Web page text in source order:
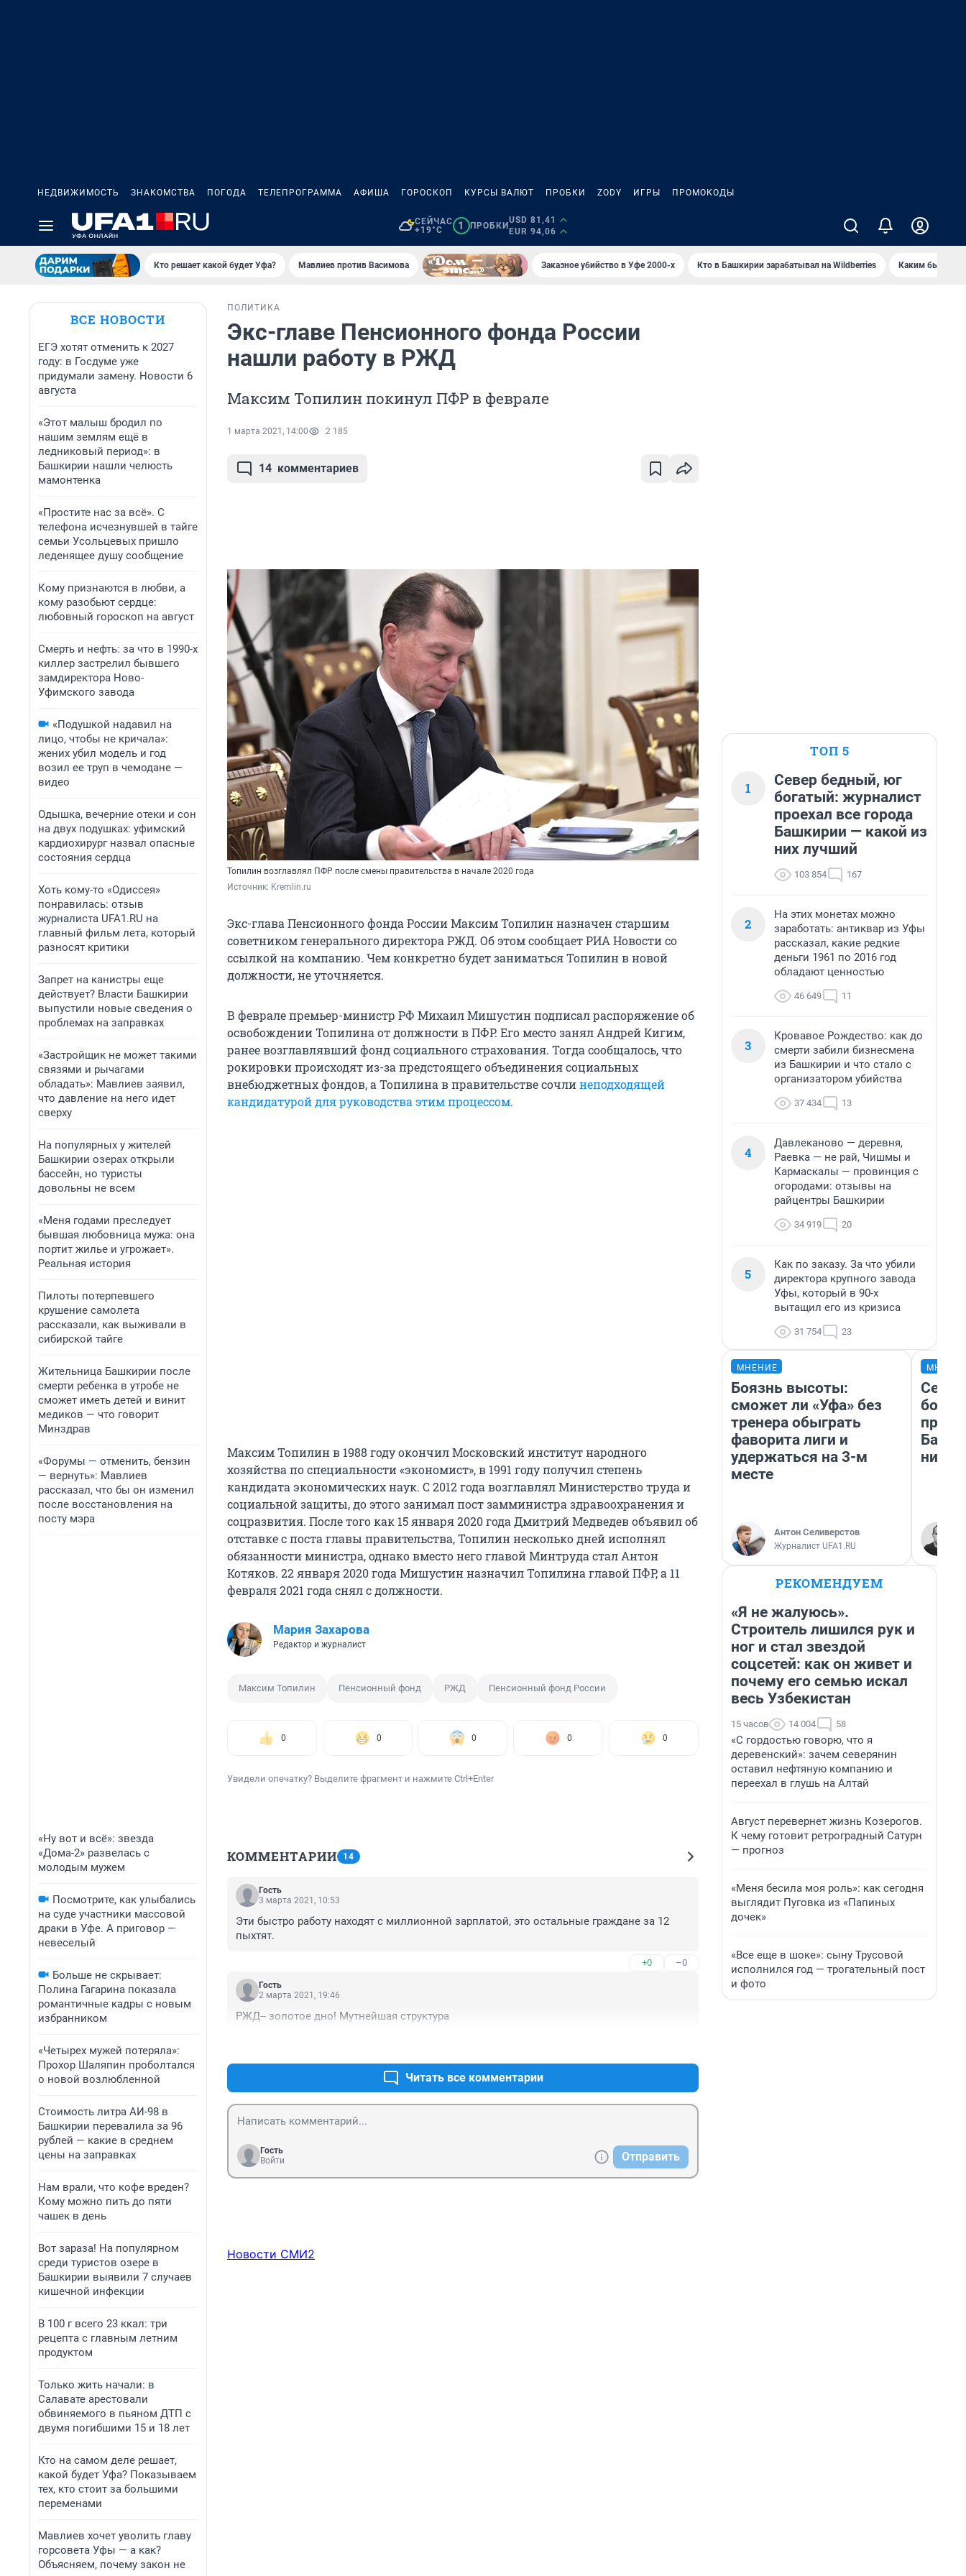
НЕДВИЖИМОСТЬ ЗНАКОМСТВА ПОГОДА ТЕЛЕПРОГРАММА АФИША ГОРОСКОП КУРСЫ ВАЛЮТ ПРОБКИ ZODY ИГРЫ ПРОМОКОДЫ
СЕЙЧАС
+19°C
1 ПРОБКИ
USD 81,41
EUR 94,06
Кто решает какой будет Уфа? Мавлиев против Васимова Заказное убийство в Уфе 2000-х Кто в Башкирии зарабатывал на Wildberries Каким было
ВСЕ НОВОСТИ
ЕГЭ хотят отменить к 2027
году: в Госдуме уже
придумали замену. Новости 6
августа
«Этот малыш бродил по
нашим землям ещё в
ледниковый период»: в
Башкирии нашли челюсть
мамонтенка
«Простите нас за всё». С
телефона исчезнувшей в тайге
семьи Усольцевых пришло
леденящее душу сообщение
Кому признаются в любви, а
кому разобьют сердце:
любовный гороскоп на август
Смерть и нефть: за что в 1990-х
киллер застрелил бывшего
замдиректора Ново-
Уфимского завода
«Подушкой надавил на
лицо, чтобы не кричала»:
жених убил модель и год
возил ее труп в чемодане —
видео
Одышка, вечерние отеки и сон
на двух подушках: уфимский
кардиохирург назвал опасные
состояния сердца
Хоть кому-то «Одиссея»
понравилась: отзыв
журналиста UFA1.RU на
главный фильм лета, который
разносят критики
Запрет на канистры еще
действует? Власти Башкирии
выпустили новые сведения о
проблемах на заправках
«Застройщик не может такими
связями и рычагами
обладать»: Мавлиев заявил,
что давление на него идет
сверху
На популярных у жителей
Башкирии озерах открыли
бассейн, но туристы
довольны не всем
«Меня годами преследует
бывшая любовница мужа: она
портит жилье и угрожает».
Реальная история
Пилоты потерпевшего
крушение самолета
рассказали, как выживали в
сибирской тайге
Жительница Башкирии после
смерти ребенка в утробе не
сможет иметь детей и винит
медиков — что говорит
Минздрав
«Форумы — отменить, бензин
— вернуть»: Мавлиев
рассказал, что бы он изменил
после восстановления на
посту мэра
«Ну вот и всё»: звезда
«Дома-2» развелась с
молодым мужем
Посмотрите, как улыбались
на суде участники массовой
драки в Уфе. А приговор —
невеселый
Больше не скрывает:
Полина Гагарина показала
романтичные кадры с новым
избранником
«Четырех мужей потеряла»:
Прохор Шаляпин проболтался
о новой возлюбленной
Стоимость литра АИ-98 в
Башкирии перевалила за 96
рублей — какие в среднем
цены на заправках
Нам врали, что кофе вреден?
Кому можно пить до пяти
чашек в день
Вот зараза! На популярном
среди туристов озере в
Башкирии выявили 7 случаев
кишечной инфекции
В 100 г всего 23 ккал: три
рецепта с главным летним
продуктом
Только жить начали: в
Салавате арестовали
обвиняемого в пьяном ДТП с
двумя погибшими 15 и 18 лет
Кто на самом деле решает,
какой будет Уфа? Показываем
тех, кто стоит за большими
переменами
Мавлиев хочет уволить главу
горсовета Уфы — а как?
Объясняем, почему закон не
ПОЛИТИКА
Экс-главе Пенсионного фонда России
нашли работу в РЖД
Максим Топилин покинул ПФР в феврале
1 марта 2021, 14:00 2 185
14 комментариев
Топилин возглавлял ПФР после смены правительства в начале 2020 года
Источник: Kremlin.ru
Экс-глава Пенсионного фонда России Максим Топилин назначен старшим
советником генерального директора РЖД. Об этом сообщает РИА Новости со
ссылкой на компанию. Чем конкретно будет заниматься Топилин в новой
должности, не уточняется.
В феврале премьер-министр РФ Михаил Мишустин подписал распоряжение об
освобождении Топилина от должности в ПФР. Его место занял Андрей Кигим,
ранее возглавлявший фонд социального страхования. Тогда сообщалось, что
рокировки происходят из-за предстоящего объединения социальных
внебюджетных фондов, а Топилина в правительстве сочлинеподходящей
кандидатурой для руководства этим процессом.
Максим Топилин в 1988 году окончил Московский институт народного
хозяйства по специальности «экономист», в 1991 году получил степень
кандидата экономических наук. С 2012 года возглавлял Министерство труда и
социальной защиты, до этого занимал пост замминистра здравоохранения и
соцразвития. После того как 15 января 2020 года Дмитрий Медведев объявил об
отставке с поста главы правительства, Топилин несколько дней исполнял
обязанности министра, однако вместо него главой Минтруда стал Антон
Котяков. 22 января 2020 года Мишустин назначил Топилина главой ПФР, а 11
февраля 2021 года снял с должности.
Мария Захарова
Редактор и журналист
Максим Топилин Пенсионный фонд РЖД Пенсионный фонд России
0 0 0 0 0
Увидели опечатку? Выделите фрагмент и нажмите Ctrl+Enter
КОММЕНТАРИИ 14
Гость
3 марта 2021, 10:53
Эти быстро работу находят с миллионной зарплатой, это остальные граждане за 12
пыхтят.
+0 –0
Гость
2 марта 2021, 19:46
РЖД-- золотое дно! Мутнейшая структура
Читать все комментарии
Гость
Войти
Отправить
Новости СМИ2
ТОП 5
1
Север бедный, юг
богатый: журналист
проехал все города
Башкирии — какой из
них лучший
103 854 167
2
На этих монетах можно
заработать: антиквар из Уфы
рассказал, какие редкие
деньги 1961 по 2016 год
обладают ценностью
46 649 11
3
Кровавое Рождество: как до
смерти забили бизнесмена
из Башкирии и что стало с
организатором убийства
37 434 13
4
Давлеканово — деревня,
Раевка — не рай, Чишмы и
Кармаскалы — провинция с
огородами: отзывы на
райцентры Башкирии
34 919 20
5
Как по заказу. За что убили
директора крупного завода
Уфы, который в 90-х
вытащил его из кризиса
31 754 23
МНЕНИЕ
Боязнь высоты:
сможет ли «Уфа» без
тренера обыграть
фаворита лиги и
удержаться на 3-м
месте
Антон Селиверстов
Журналист UFA1.RU
них
РЕКОМЕНДУЕМ
«Я не жалуюсь».
Строитель лишился рук и
ног и стал звездой
соцсетей: как он живет и
почему его семью искал
весь Узбекистан
15 часов 14 004 58
«С гордостью говорю, что я
деревенский»: зачем северянин
оставил нефтяную компанию и
переехал в глушь на Алтай
Август перевернет жизнь Козерогов.
К чему готовит ретроградный Сатурн
— прогноз
«Меня бесила моя роль»: как сегодня
выглядит Пуговка из «Папиных
дочек»
«Все еще в шоке»: сыну Трусовой
исполнился год — трогательный пост
и фото